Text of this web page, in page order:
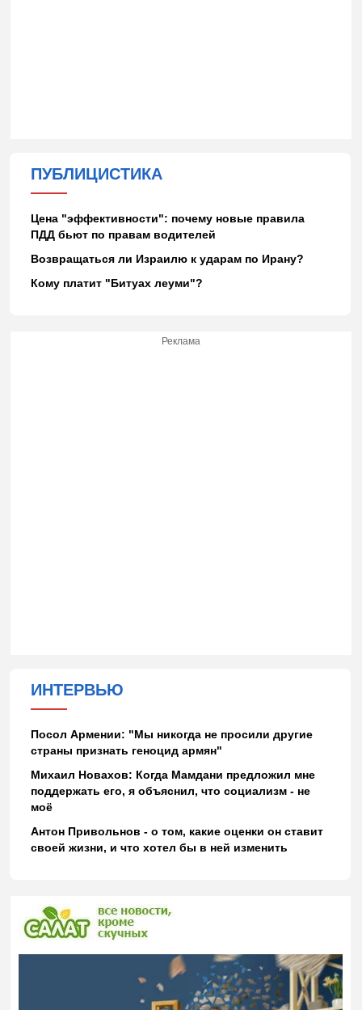
ПУБЛИЦИСТИКА
Цена "эффективности": почему новые правила
ПДД бьют по правам водителей
Возвращаться ли Израилю к ударам по Ирану?
Кому платит "Битуах леуми"?
Реклама
ИНТЕРВЬЮ
Посол Армении: "Мы никогда не просили другие
страны признать геноцид армян"
Михаил Новахов: Когда Мамдани предложил мне
поддержать его, я объяснил, что социализм - не
моё
Антон Привольнов - о том, какие оценки он ставит
своей жизни, и что хотел бы в ней изменить